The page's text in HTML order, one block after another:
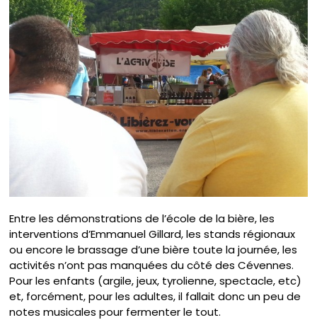
Entre les démonstrations de l’école de la bière, les
interventions d’Emmanuel Gillard, les stands régionaux
ou encore le brassage d’une bière toute la journée, les
activités n’ont pas manquées du côté des Cévennes.
Pour les enfants (argile, jeux, tyrolienne, spectacle, etc)
et, forcément, pour les adultes, il fallait donc un peu de
notes musicales pour fermenter le tout.